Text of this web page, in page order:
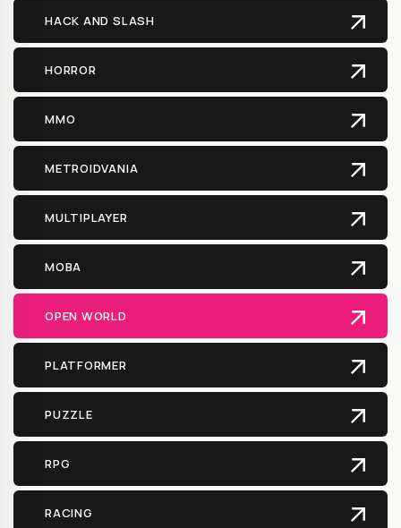
HACK AND SLASH
HORROR
MMO
METROIDVANIA
MULTIPLAYER
MOBA
OPEN WORLD
PLATFORMER
PUZZLE
RPG
RACING